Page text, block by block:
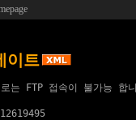
이트
는 FTP 접속이 불가능 합